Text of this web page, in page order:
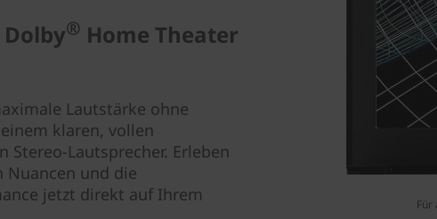
Für
® Home Theater
Lautstärke ohne
klaren, vollen
Stereo-Lautsprecher. Erleben
Nuancen und die
jetzt direkt auf Ihrem